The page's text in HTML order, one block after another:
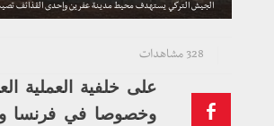
الجيش التركي يستهدف محيط مدينة عفرين وإحدى القذائف
328 مشاهدات
على خلفية العملية
وخصوصا في فرنسا